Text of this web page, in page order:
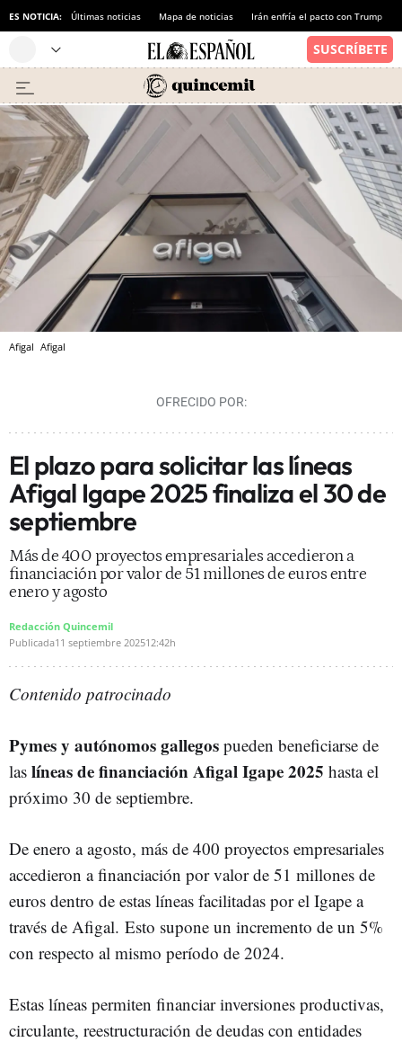
ES NOTICIA: Últimas noticias Mapa de noticias Irán enfría el pacto con Trump
Afigal Afigal
OFRECIDO POR:
El plazo para solicitar las líneas
Afigal Igape 2025 finaliza el 30 de
septiembre
Más de 400 proyectos empresariales accedieron a
financiación por valor de 51 millones de euros entre
enero y agosto
Redacción Quincemil
Publicada11 septiembre 202512:42h
Contenido patrocinado
Pymes y autónomos gallegos pueden beneficiarse de
las líneas de financiación Afigal Igape 2025 hasta el
próximo 30 de septiembre.
De enero a agosto, más de 400 proyectos empresariales
accedieron a financiación por valor de 51 millones de
euros dentro de estas líneas facilitadas por el Igape a
través de Afigal. Esto supone un incremento de un 5%
con respecto al mismo período de 2024.
Estas líneas permiten financiar inversiones productivas,
circulante, reestructuración de deudas con entidades